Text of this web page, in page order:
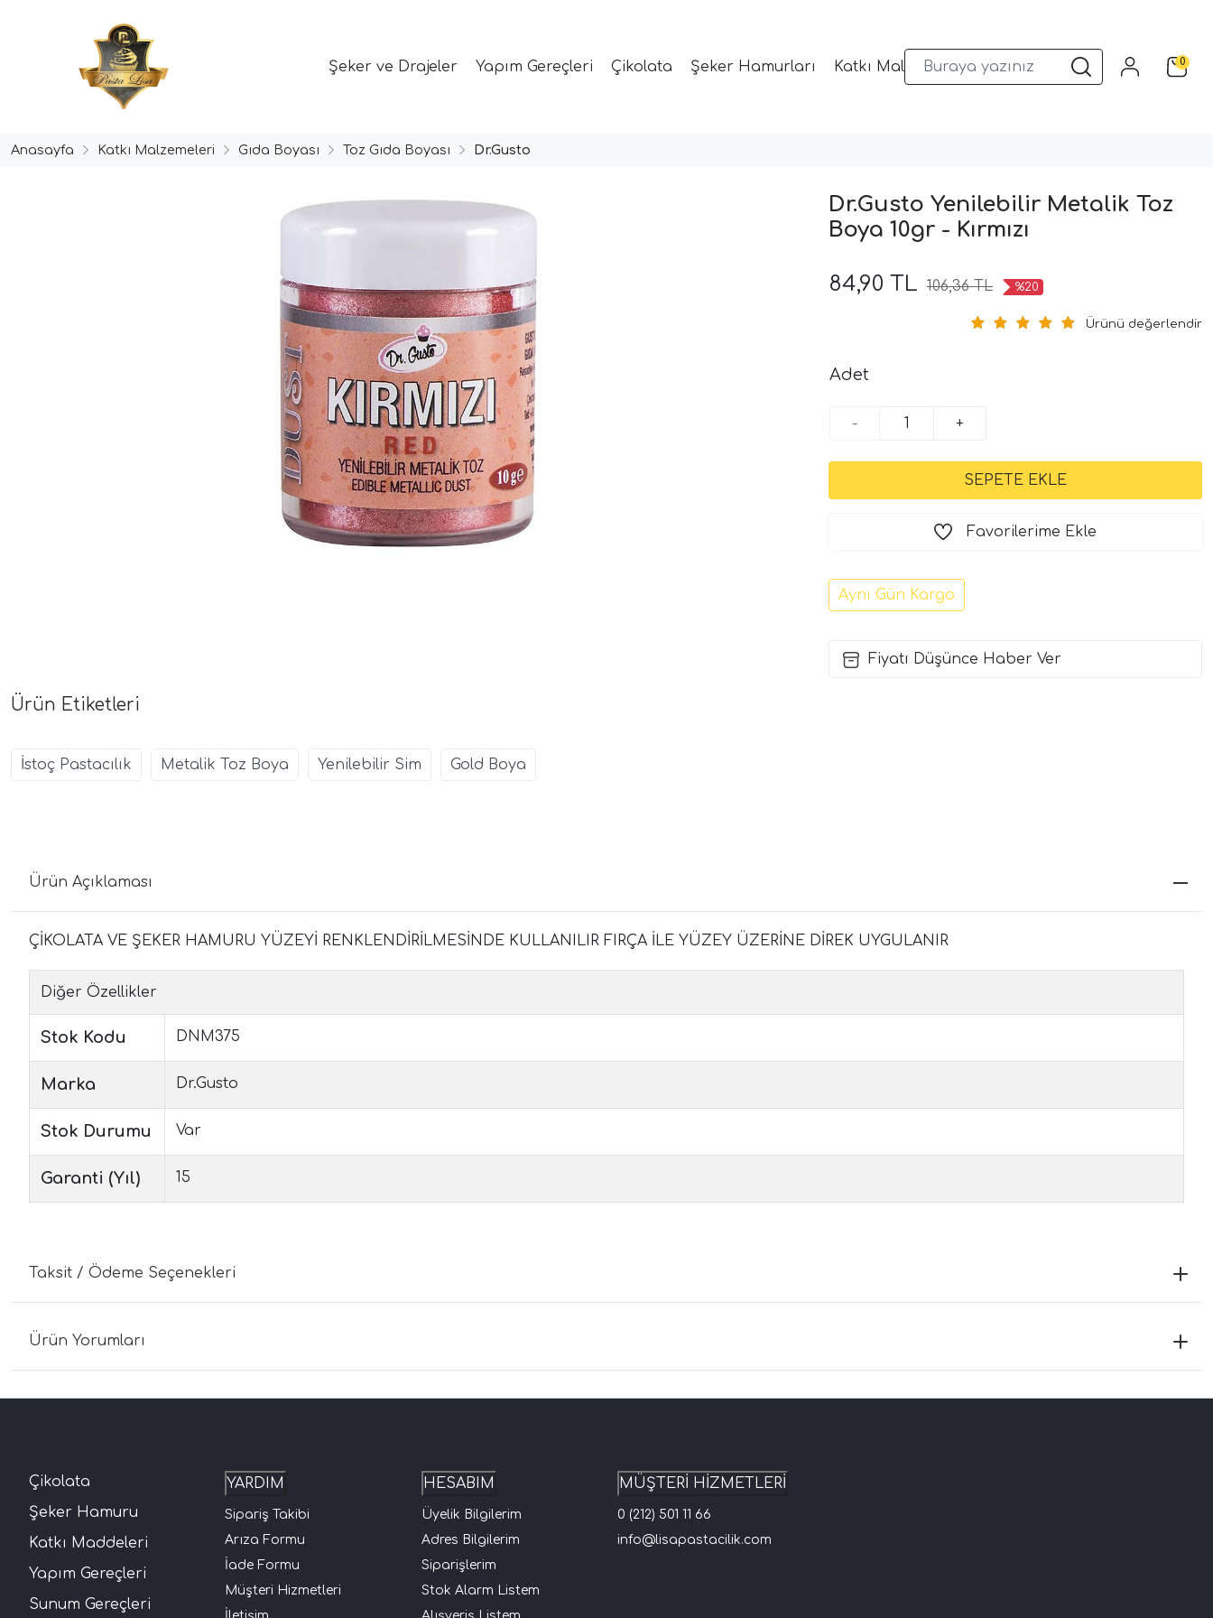
Şeker ve Drajeler Yapım Gereçleri Çikolata Şeker Hamurları Katkı Malzemeleri Sunum Gereçleri Kalıplar0
Anasayfa Katkı Malzemeleri Gıda Boyası Toz Gıda Boyası Dr.Gusto
Dr.Gusto Yenilebilir Metalik Toz
Boya 10gr - Kırmızı
84,90 TL 106,36 TL %20
Ürünü değerlendir
Adet
- +
Favorilerime Ekle
Aynı Gün Kargo
Fiyatı Düşünce Haber Ver
Ürün Etiketleri
İstoç Pastacılık Metalik Toz Boya Yenilebilir Sim Gold Boya
Ürün Açıklaması
ÇİKOLATA VE ŞEKER HAMURU YÜZEYİ RENKLENDİRİLMESİNDE KULLANILIR FIRÇA İLE YÜZEY ÜZERİNE DİREK UYGULANIR
Diğer Özellikler
Stok Kodu DNM375
Marka Dr.Gusto
Stok Durumu Var
Garanti (Yıl) 15
Taksit / Ödeme Seçenekleri
Ürün Yorumları
Çikolata
Şeker Hamuru
Katkı Maddeleri
Yapım Gereçleri
Sunum Gereçleri
YARDIM
Sipariş Takibi
Arıza Formu
İade Formu
Müşteri Hizmetleri
HESABIM
Üyelik Bilgilerim
Adres Bilgilerim
Siparişlerim
Stok Alarm Listem
MÜŞTERİ HİZMETLERİ
0 (212) 501 11 66
info@lisapastacilik.com